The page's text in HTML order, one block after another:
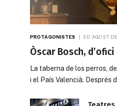
PROTAGONISTES 3 D'AGOST
Òscar Bosch,
La taberna de los perros,
i el País Valencià. Després